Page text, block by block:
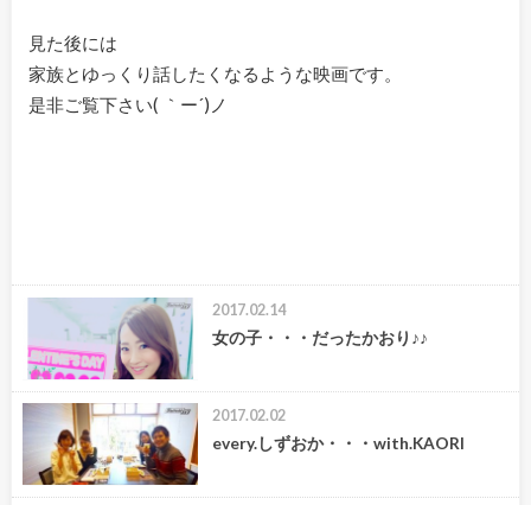
見た後には
家族とゆっくり話したくなるような映画です。
是非ご覧下さい( ｀ー´)ノ
2017.02.14
女の子・・・だったかおり♪♪
2017.02.02
every.しずおか・・・with.KAORI